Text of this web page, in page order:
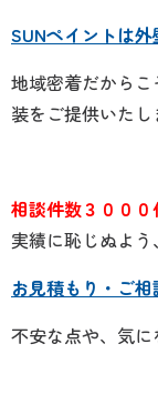
SUNペイントは外
地域密着だから
装をご提供いたし
相談件数３０００
実績に恥じぬよう
お見積もり・ご
不安な点や、気に